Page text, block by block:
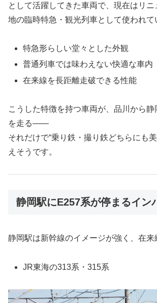
として活躍してきた車両で、現在はリ
地の臨時特急・観光列車として使われて
特急形らしい堂々とした外観
普通列車では味わえない快適な車内
在来線を長距離走破できる性能
こうした特徴を持つ車両が、品川から
を走る――
それだけで“乗り鉄・撮り鉄どちらにも
えそうです。
静岡駅にE257系が停まるイン
静岡駅は新幹線のイメージが強く、在来
JR東海の313系・315系